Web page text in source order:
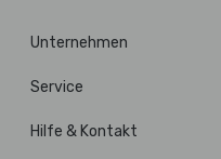
Unternehmen
Service
Hilfe & Kontakt